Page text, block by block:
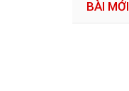
BÀI MỚI